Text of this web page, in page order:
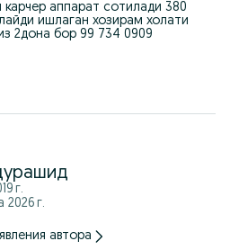
аппарат сотилади 380
ишлаган хозирам холати
2дона бор 99 734 0909
г.
г.
автора